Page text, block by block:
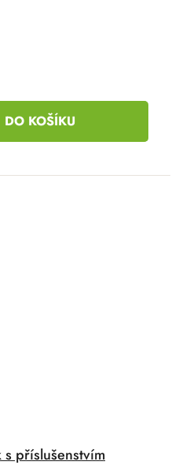
DO KOŠÍKU
příslušenstvím